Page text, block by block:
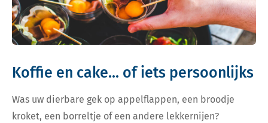
Koffie en cake... of iets persoonlijks
Was uw dierbare gek op appelflappen, een broodje
kroket, een borreltje of een andere lekkernijen?